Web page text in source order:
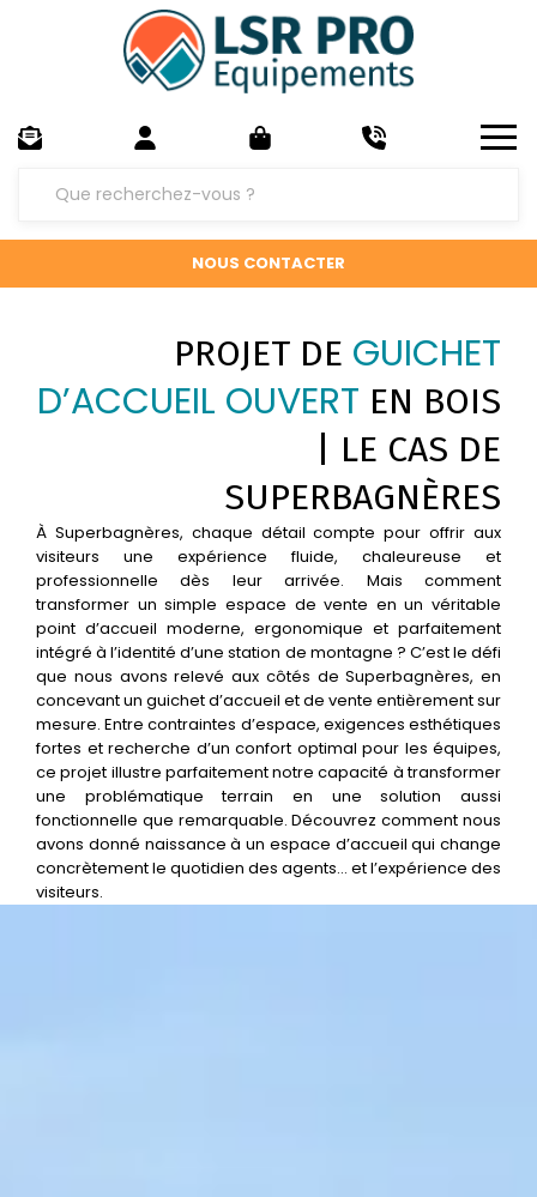
NOUS CONTACTER
PROJET DE GUICHET
D’ACCUEIL OUVERT EN BOIS
| LE CAS DE
SUPERBAGNÈRES
À Superbagnères, chaque détail compte pour offrir aux
visiteurs une expérience fluide, chaleureuse et
professionnelle dès leur arrivée. Mais comment
transformer un simple espace de vente en un véritable
point d’accueil moderne, ergonomique et parfaitement
intégré à l’identité d’une station de montagne ? C’est le défi
que nous avons relevé aux côtés de Superbagnères, en
concevant un guichet d’accueil et de vente entièrement sur
mesure. Entre contraintes d’espace, exigences esthétiques
fortes et recherche d’un confort optimal pour les équipes,
ce projet illustre parfaitement notre capacité à transformer
une problématique terrain en une solution aussi
fonctionnelle que remarquable. Découvrez comment nous
avons donné naissance à un espace d’accueil qui change
concrètement le quotidien des agents… et l’expérience des
visiteurs.